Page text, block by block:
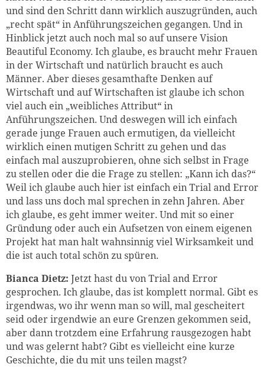
und sind den Schritt dann wirklich auszugründen, auch
„recht spät“ in Anführungszeichen gegangen. Und in
Hinblick jetzt auch noch mal so auf unsere Vision
Beautiful Economy. Ich glaube, es braucht mehr Frauen
in der Wirtschaft und natürlich braucht es auch
Männer. Aber dieses gesamthafte Denken auf
Wirtschaft und auf Wirtschaften ist glaube ich schon
viel auch ein „weibliches Attribut“ in
Anführungszeichen. Und deswegen will ich einfach
gerade junge Frauen auch ermutigen, da vielleicht
wirklich einen mutigen Schritt zu gehen und das
einfach mal auszuprobieren, ohne sich selbst in Frage
zu stellen oder die die Frage zu stellen: „Kann ich das?“
Weil ich glaube auch hier ist einfach ein Trial and Error
und lass uns doch mal sprechen in zehn Jahren. Aber
ich glaube, es geht immer weiter. Und mit so einer
Gründung oder auch ein Aufsetzen von einem eigenen
Projekt hat man halt wahnsinnig viel Wirksamkeit und
die ist auch total schön zu spüren.
Bianca Dietz: Jetzt hast du von Trial and Error
gesprochen. Ich glaube, das ist komplett normal. Gibt es
irgendwas, wo ihr wenn man so will, mal gescheitert
seid oder irgendwie an eure Grenzen gekommen seid,
aber dann trotzdem eine Erfahrung rausgezogen habt
und was gelernt habt? Gibt es vielleicht eine kurze
Geschichte, die du mit uns teilen magst?